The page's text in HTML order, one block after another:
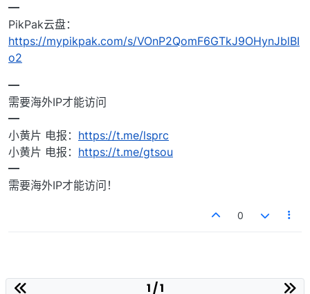
━
PikPak云盘：
https://mypikpak.com/s/VOnP2QomF6GTkJ9OHynJblBI
o2
━
需要海外IP才能访问
━
小黄片 电报： https://t.me/lsprc
小黄片 电报： https://t.me/gtsou
━
需要海外IP才能访问！
0
1 / 1